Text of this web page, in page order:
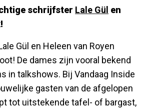
schrijfster Lale Gül en
Gül en Heleen van Royen
De dames zijn vooral bekend
in talkshows. Bij Vandaag Inside
gasten van de afgelopen
tot uitstekende tafel- of bargast,